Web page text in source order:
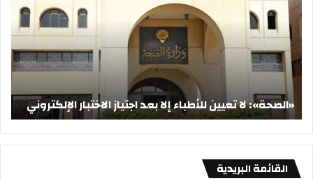
للأطباء
إلا
بعد
اجتياز
الاختبار
الإلكتروني
«الصحة»: لا تعيين للأطباء إلا بعد اجتياز الاختبار الإلكتروني
القائمة البريدية